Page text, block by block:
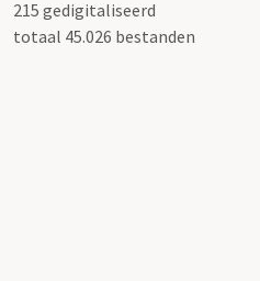
215 gedigitaliseerd
totaal 45.026 bestanden